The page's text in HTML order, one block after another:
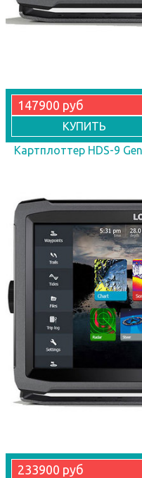
147900 руб
КУПИТЬ
Картплоттер HDS-9
233900 руб